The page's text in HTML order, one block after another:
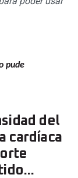
pude
del
cardíaca